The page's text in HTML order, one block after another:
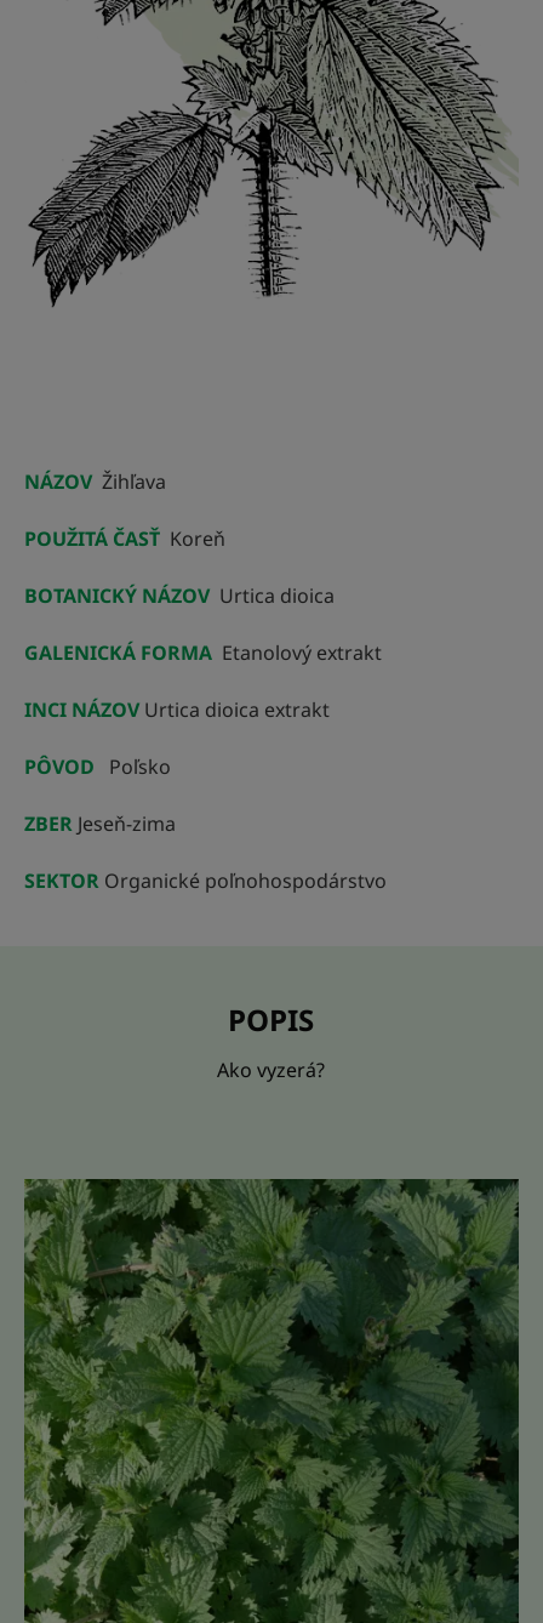
NÁZOV Žihľava
POUŽITÁ ČASŤ Koreň
BOTANICKÝ NÁZOV Urtica dioica
GALENICKÁ FORMA Etanolový extrakt
INCI NÁZOV Urtica dioica extrakt
PÔVOD Poľsko
ZBER Jeseň-zima
SEKTOR Organické poľnohospodárstvo
POPIS
Ako vyzerá?